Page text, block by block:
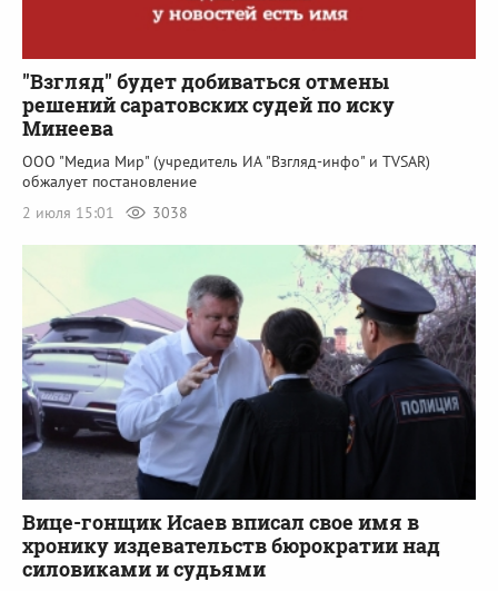
"Взгляд" будет добиваться отмены
решений саратовских судей по иску
Минеева
ООО "Медиа Мир" (учредитель ИА "Взгляд-инфо" и TVSAR)
обжалует постановление
2 июля 15:01
3038
Вице-гонщик Исаев вписал свое имя в
хронику издевательств бюрократии над
силовиками и судьями